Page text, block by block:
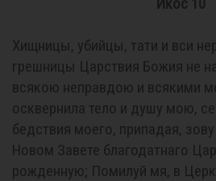
Хищницы, убийцы, тати и вси
грешницы Царствия Божия не
всякою неправдою и всякими
осквернила тело и душу мою,
бедствия моего, припадая,
Новом Завете благодатнаго
рожденную; Помилуй мя, в